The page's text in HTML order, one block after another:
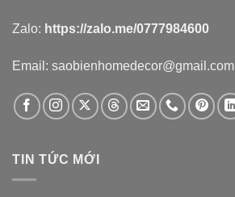
Zalo: https://zalo.me/0777984600
Email: saobienhomedecor@gmail.com
TIN TỨC MỚI